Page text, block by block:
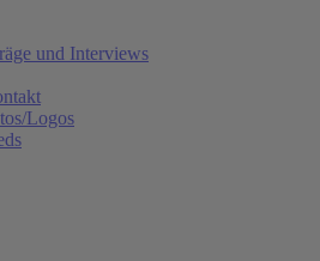
und Interviews
Logos